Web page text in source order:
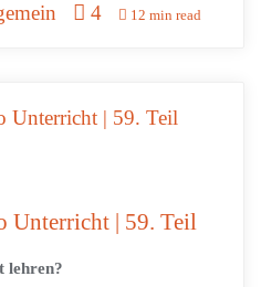
4 12 min read
Unterricht | 59. Teil
lehren?